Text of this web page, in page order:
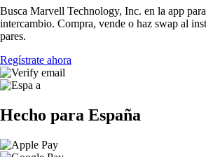
Busca Marvell Technology, Inc. en la app
intercambio. Compra, vende o haz swap al
pares.
Regístrate ahora
Hecho para España